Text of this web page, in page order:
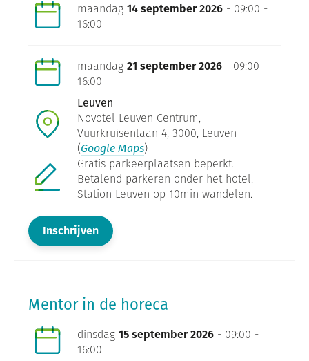
maandag 14 september 2026 - 09:00 -
16:00
maandag 21 september 2026 - 09:00 -
16:00
Leuven
Novotel Leuven Centrum,
Vuurkruisenlaan 4, 3000, Leuven
(Google Maps)
Gratis parkeerplaatsen beperkt.
Betalend parkeren onder het hotel.
Station Leuven op 10min wandelen.
Inschrijven
Mentor in de horeca
dinsdag 15 september 2026 - 09:00 -
16:00